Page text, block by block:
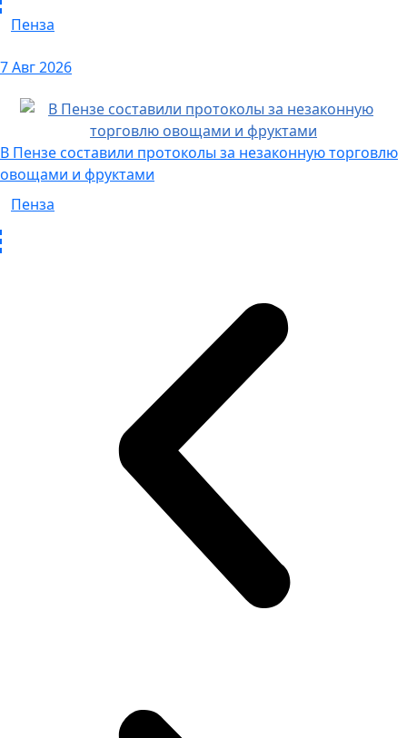
Пенза
7 Авг 2026
В Пензе составили протоколы за незаконную торговлю
овощами и фруктами
Пенза